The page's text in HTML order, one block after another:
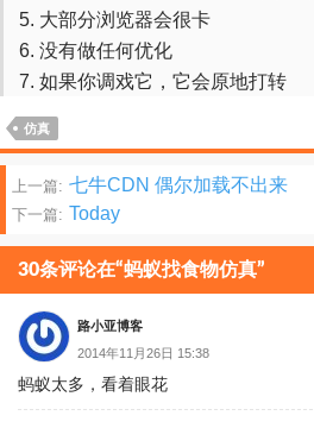
大部分浏览器会很卡
没有做任何优化
如果你调戏它，它会原地打转
仿真
文
章
分
页
上一篇: 七牛CDN 偶尔加载不出来
下一篇: Today
30条评论在“蚂蚁找食物仿真”
路小亚博客
2014年11月26日 15:38
蚂蚁太多，看着眼花